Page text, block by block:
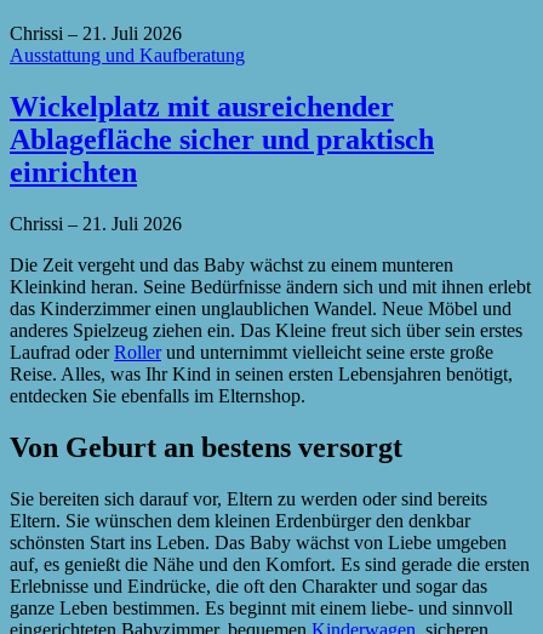
Chrissi – 21. Juli 2026
Ausstattung und Kaufberatung
Wickelplatz mit ausreichender
Ablagefläche sicher und praktisch
einrichten
Chrissi – 21. Juli 2026
Die Zeit vergeht und das Baby wächst zu einem munteren
Kleinkind heran. Seine Bedürfnisse ändern sich und mit ihnen erlebt
das Kinderzimmer einen unglaublichen Wandel. Neue Möbel und
anderes Spielzeug ziehen ein. Das Kleine freut sich über sein erstes
Laufrad oderRollerund unternimmt vielleicht seine erste große
Reise. Alles, was Ihr Kind in seinen ersten Lebensjahren benötigt,
entdecken Sie ebenfalls im Elternshop.
Von Geburt an bestens versorgt
Sie bereiten sich darauf vor, Eltern zu werden oder sind bereits
Eltern. Sie wünschen dem kleinen Erdenbürger den denkbar
schönsten Start ins Leben. Das Baby wächst von Liebe umgeben
auf, es genießt die Nähe und den Komfort. Es sind gerade die ersten
Erlebnisse und Eindrücke, die oft den Charakter und sogar das
ganze Leben bestimmen. Es beginnt mit einem liebe- und sinnvoll
eingerichteten Babyzimmer, bequemen Kinderwagen, sicheren